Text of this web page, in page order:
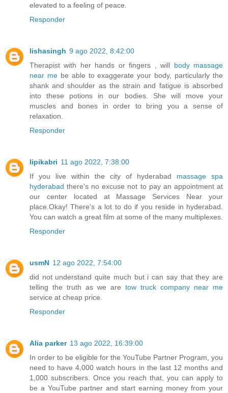
elevated to a feeling of peace.
Responder
lishasingh 9 ago 2022, 8:42:00
Therapist with her hands or fingers , will body massage
near mebe able to exaggerate your body, particularly the
shank and shoulder as the strain and fatigue is absorbed
into these potions in our bodies. She will move your
muscles and bones in order to bring you a sense of
relaxation.
Responder
lipikabri 11 ago 2022, 7:38:00
If you live within the city of hyderabad massage spa
hyderabad there's no excuse not to pay an appointment at
our center located at Massage Services Near your
place.Okay! There's a lot to do if you reside in hyderabad.
You can watch a great film at some of the many multiplexes.
Responder
usmN 12 ago 2022, 7:54:00
did not understand quite much but i can say that they are
telling the truth as we are tow truck company near me
service at cheap price.
Responder
Alia parker 13 ago 2022, 16:39:00
In order to be eligible for the YouTube Partner Program, you
need to have 4,000 watch hours in the last 12 months and
1,000 subscribers. Once you reach that, you can apply to
be a YouTube partner and start earning money from your